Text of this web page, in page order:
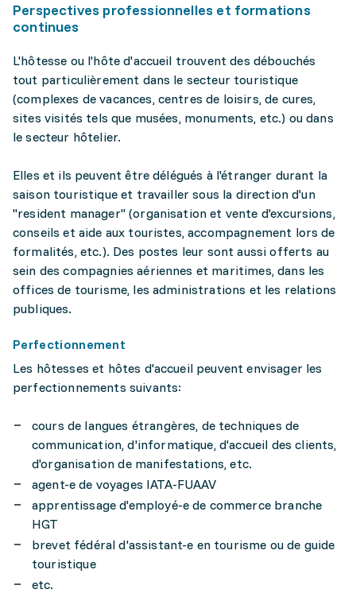
Perspectives professionnelles et formations
continues
L'hôtesse ou l'hôte d'accueil trouvent des débouchés
tout particulièrement dans le secteur touristique
(complexes de vacances, centres de loisirs, de cures,
sites visités tels que musées, monuments, etc.) ou dans
le secteur hôtelier.
Elles et ils peuvent être délégués à l'étranger durant la
saison touristique et travailler sous la direction d'un
"resident manager" (organisation et vente d'excursions,
conseils et aide aux touristes, accompagnement lors de
formalités, etc.). Des postes leur sont aussi offerts au
sein des compagnies aériennes et maritimes, dans les
offices de tourisme, les administrations et les relations
publiques.
Perfectionnement
Les hôtesses et hôtes d'accueil peuvent envisager les
perfectionnements suivants:
cours de langues étrangères, de techniques de
communication, d'informatique, d'accueil des clients,
d'organisation de manifestations, etc.
agent-e de voyages IATA-FUAAV
apprentissage d'employé-e de commerce branche
HGT
brevet fédéral d'assistant-e en tourisme ou de guide
touristique
etc.